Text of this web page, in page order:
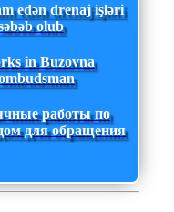
edən drenaj işləri
olub
in Buzovna
работы по
для обращения